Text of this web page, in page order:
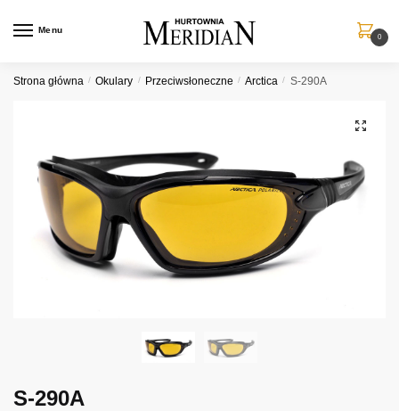
Menu
0
Strona główna / Okulary / Przeciwsłoneczne / Arctica / S-290A
S-290A